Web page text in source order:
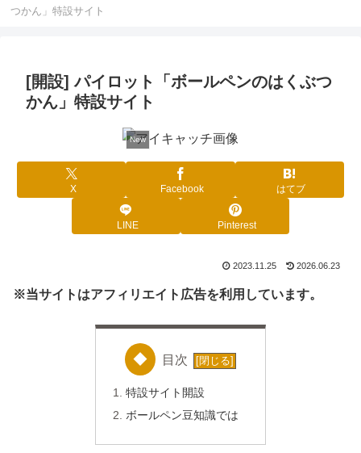
つかん」特設サイト
[開設] パイロット「ボールペンのはくぶつ
かん」特設サイト
New
X Facebook はてブ
LINE Pinterest
2023.11.25 2026.06.23
※当サイトはアフィリエイト広告を利用しています。
目次
特設サイト開設
ボールペン豆知識では